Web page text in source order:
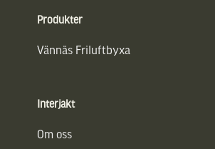
Produkter
Vännäs Friluftbyxa
Interjakt
Om oss